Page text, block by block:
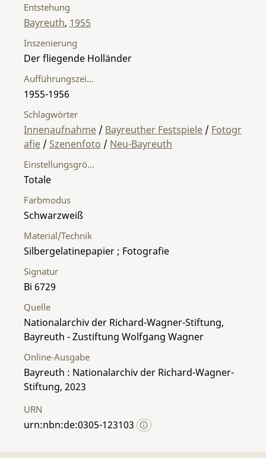
Entstehung
Bayreuth, 1955
Material/Technik
Silbergelatinepapier ; Fotografie
Einstellungsgröße
Totale
Farbmodus
Schwarzweiß
Inszenierung
Der fliegende Holländer
Aufführungszeitraum
1955-1956
Signatur
Bi 6729
Quelle
Nationalarchiv der Richard-Wagner-Stiftung,
Bayreuth - Zustiftung Wolfgang Wagner
Schlagwörter
Innenaufnahme / Bayreuther Festspiele / Fotogr
afie / Szenenfoto / Neu-Bayreuth
Online-Ausgabe
Bayreuth : Nationalarchiv der Richard-Wagner-
Stiftung, 2023
URN
urn:nbn:de:0305-123103